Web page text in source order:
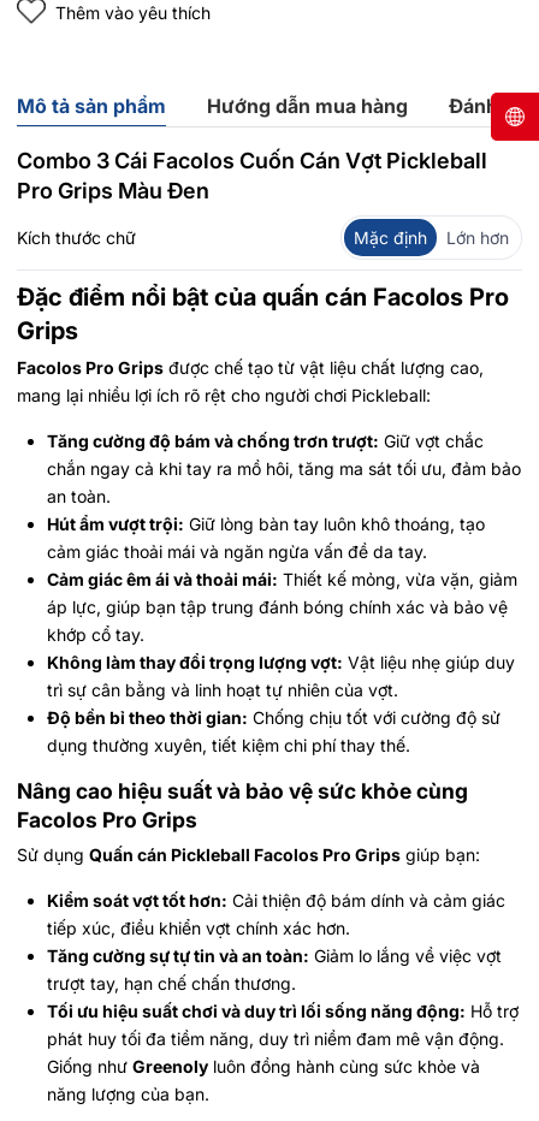
Thêm vào yêu thích
Mô tả sản phẩm Hướng dẫn mua hàng Đánh giá
Combo 3 Cái Facolos Cuốn Cán Vợt Pickleball
Pro Grips Màu Đen
Kích thước chữ Mặc định Lớn hơn
Đặc điểm nổi bật của quấn cán Facolos Pro
Grips
Facolos Pro Grips được chế tạo từ vật liệu chất lượng cao,
mang lại nhiều lợi ích rõ rệt cho người chơi Pickleball:
Tăng cường độ bám và chống trơn trượt: Giữ vợt chắc
chắn ngay cả khi tay ra mồ hôi, tăng ma sát tối ưu, đảm bảo
an toàn.
Hút ẩm vượt trội: Giữ lòng bàn tay luôn khô thoáng, tạo
cảm giác thoải mái và ngăn ngừa vấn đề da tay.
Cảm giác êm ái và thoải mái: Thiết kế mỏng, vừa vặn, giảm
áp lực, giúp bạn tập trung đánh bóng chính xác và bảo vệ
khớp cổ tay.
Không làm thay đổi trọng lượng vợt: Vật liệu nhẹ giúp duy
trì sự cân bằng và linh hoạt tự nhiên của vợt.
Độ bền bỉ theo thời gian: Chống chịu tốt với cường độ sử
dụng thường xuyên, tiết kiệm chi phí thay thế.
Nâng cao hiệu suất và bảo vệ sức khỏe cùng
Facolos Pro Grips
Sử dụng Quấn cán Pickleball Facolos Pro Grips giúp bạn:
Kiểm soát vợt tốt hơn: Cải thiện độ bám dính và cảm giác
tiếp xúc, điều khiển vợt chính xác hơn.
Tăng cường sự tự tin và an toàn: Giảm lo lắng về việc vợt
trượt tay, hạn chế chấn thương.
Tối ưu hiệu suất chơi và duy trì lối sống năng động: Hỗ trợ
phát huy tối đa tiềm năng, duy trì niềm đam mê vận động.
Giống như Greenoly luôn đồng hành cùng sức khỏe và
năng lượng của bạn.